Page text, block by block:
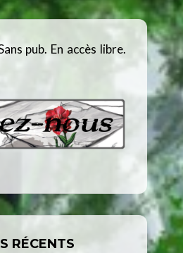
pub. En accès libre.
RÉCENTS